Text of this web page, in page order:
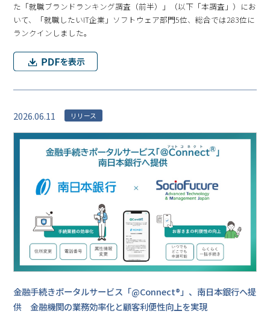
た「就職ブランドランキング調査（前半）」（以下「本調査」）にお
いて、「就職したいIT企業」ソフトウェア部門5位、総合では283位に
ランクインしました。
2026.06.11 リリース
金融手続きポータルサービス「@Connect®」、南日本銀行へ提
供 金融機関の業務効率化と顧客利便性向上を実現